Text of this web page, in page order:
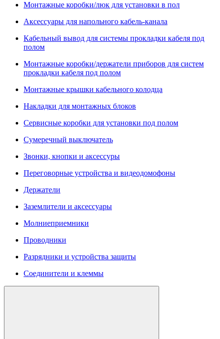
Монтажные коробки/люк для установки в пол
Аксессуары для напольного кабель-канала
Кабельный вывод для системы прокладки кабеля под
полом
Монтажные коробки/держатели приборов для систем
прокладки кабеля под полом
Монтажные крышки кабельного колодца
Накладки для монтажных блоков
Сервисные коробки для установки под полом
Сумеречный выключатель
Звонки, кнопки и аксессуры
Переговорные устройства и видеодомофоны
Держатели
Заземлители и аксессуары
Молниеприемники
Проводники
Разрядники и устройства защиты
Соединители и клеммы